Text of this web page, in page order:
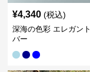
¥4,340 (税込)
深海の色彩 エレガン
バー